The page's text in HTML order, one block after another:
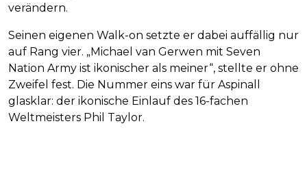
verändern.
Seinen eigenen Walk-on setzte er dabei auffällig nur
auf Rang vier. „Michael van Gerwen mit Seven
Nation Army ist ikonischer als meiner“, stellte er ohne
Zweifel fest. Die Nummer eins war für Aspinall
glasklar: der ikonische Einlauf des 16-fachen
Weltmeisters Phil Taylor.